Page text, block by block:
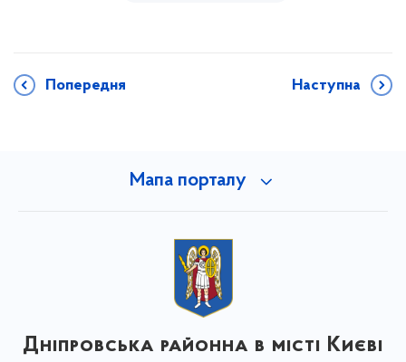
Попередня Наступна
Мапа порталу
Дніпровська районна в місті Києві